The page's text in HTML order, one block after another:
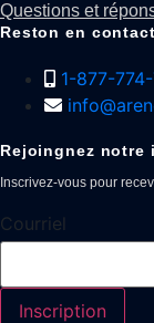
Questions et
Reston en contact
1-877-
Rejoingnez notre
Inscrivez-vous pour
Courriel